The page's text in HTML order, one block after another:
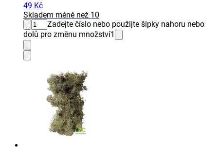
49 Kč
Skladem méně než 10
Zadejte číslo nebo použijte šipky nahoru nebo
dolů pro změnu množství1